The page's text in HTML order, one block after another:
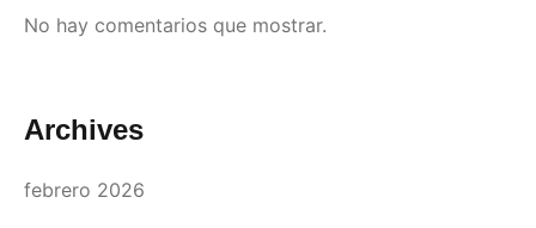
No hay comentarios que mostrar.
Archives
febrero 2026